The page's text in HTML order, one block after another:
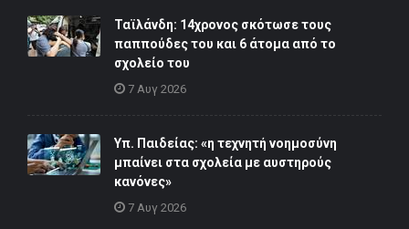
Ταϊλάνδη: 14χρονος σκότωσε τους
παππούδες του και 6 άτομα από το
σχολείο του
7 Αυγ 2026
Υπ. Παιδείας: «η τεχνητή νοημοσύνη
μπαίνει στα σχολεία με αυστηρούς
κανόνες»
7 Αυγ 2026